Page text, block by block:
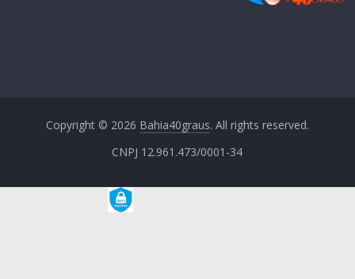
Copyright © 2026 Bahia40graus. All rights reserved.
CNPJ 12.961.473/0001-34